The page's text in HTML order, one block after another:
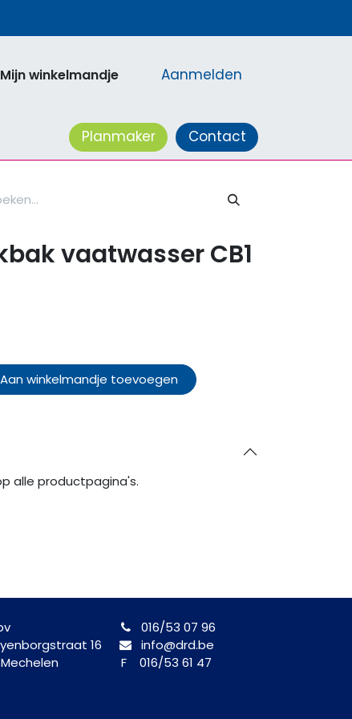
Mijn winkelmandje Aanmelden
Planmaker Contact
vaatwasser CB1
Aan winkelmandje toevoegen
alle productpagina's.
16
016/53 07 96
info@drd.be
F 016/53 61 47